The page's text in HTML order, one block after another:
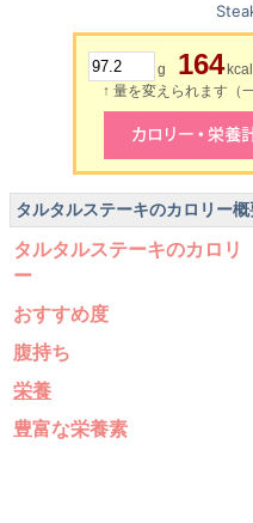
g 164 kcal
↑ 量を変えられます（
タルタルステーキのカロリー概
タルタルステーキのカロリ
ー
おすすめ度
腹持ち
栄養
豊富な栄養素